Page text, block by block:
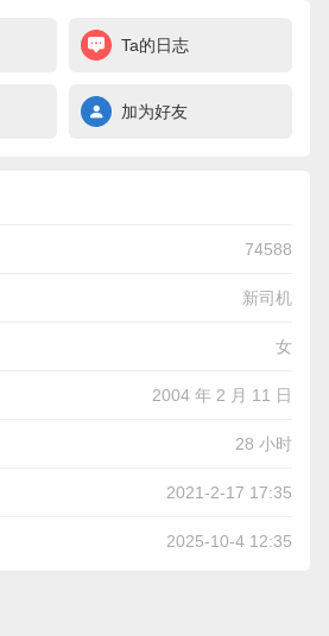
Ta的日志
加为好友
74588
新司机
女
2004 年 2 月 11 日
28 小时
2021-2-17 17:35
2025-10-4 12:35